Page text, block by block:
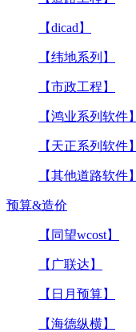
【dicad】
【纬地系列】
【市政工程】
【鸿业系列软件】
【天正系列软件】
【其他道路软件】
预算&造价
【同望wcost】
【广联达】
【日月预算】
【海德纵横】